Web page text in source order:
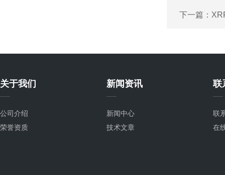
下一篇：
关于我们
公司介绍
荣誉资质
新闻资讯
新闻中心
技术文章
联
联
在